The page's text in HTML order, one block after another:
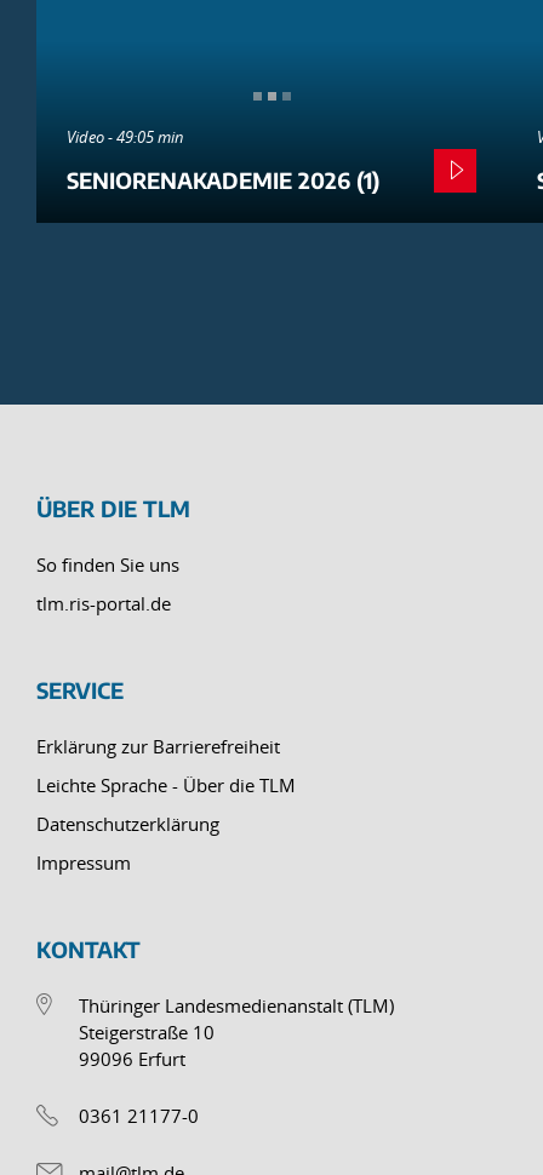
Video - 49:05 min
SENIORENAKADEMIE 2026 (1)
ÜBER DIE TLM
So finden Sie uns
tlm.ris-portal.de
SERVICE
Erklärung zur Barrierefreiheit
Leichte Sprache - Über die TLM
Datenschutzerklärung
Impressum
KONTAKT
Thüringer Landesmedienanstalt (TLM)
Steigerstraße 10
99096 Erfurt
0361 21177-0